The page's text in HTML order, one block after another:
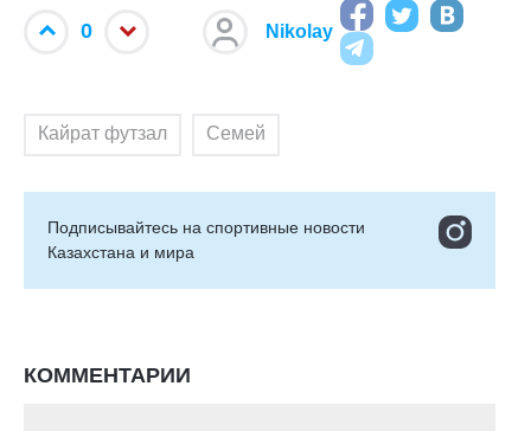
0 Nikolay
Кайрат футзал Семей
Подписывайтесь на cпортивные новости
Казахстана и мира
КОММЕНТАРИИ